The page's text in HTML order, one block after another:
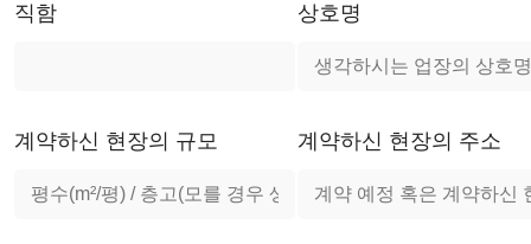
직함 상호명
계약하신 현장의 규모 계약하신 현장의 주소